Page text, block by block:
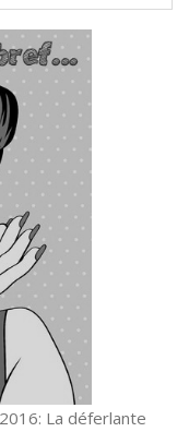
La déferlante